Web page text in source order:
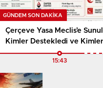
GÜNDEM SON DAKİKA
Çerçeve Yasa Meclis’e
Kimler Destekledi ve Kimler
Karşı Çıktı?
15:43